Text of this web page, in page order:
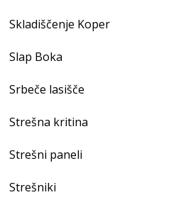
Skladiščenje Koper
Slap Boka
Srbeče lasišče
Strešna kritina
Strešni paneli
Strešniki